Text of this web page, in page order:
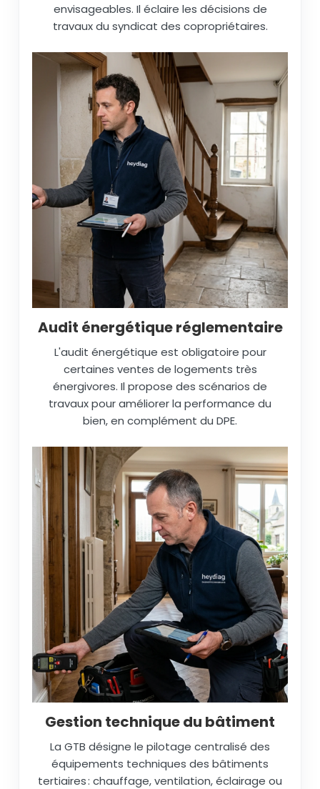
envisageables. Il éclaire les décisions de
travaux du syndicat des copropriétaires.
Audit énergétique réglementaire
L'audit énergétique est obligatoire pour
certaines ventes de logements très
énergivores. Il propose des scénarios de
travaux pour améliorer la performance du
bien, en complément du DPE.
Gestion technique du bâtiment
La GTB désigne le pilotage centralisé des
équipements techniques des bâtiments
tertiaires : chauffage, ventilation, éclairage ou